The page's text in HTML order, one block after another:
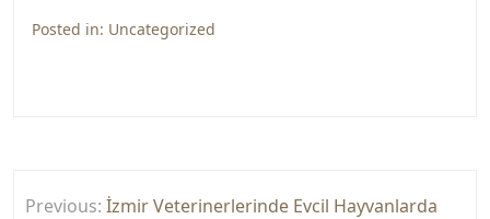
Posted in: Uncategorized
Previous: İzmir Veterinerlerinde Evcil Hayvanlarda